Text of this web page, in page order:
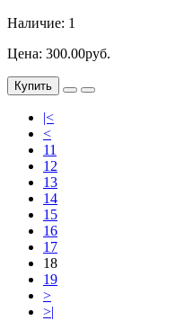
Наличие: 1
Цена: 300.00руб.
Купить
|<
<
11
12
13
14
15
16
17
18
19
>
>|